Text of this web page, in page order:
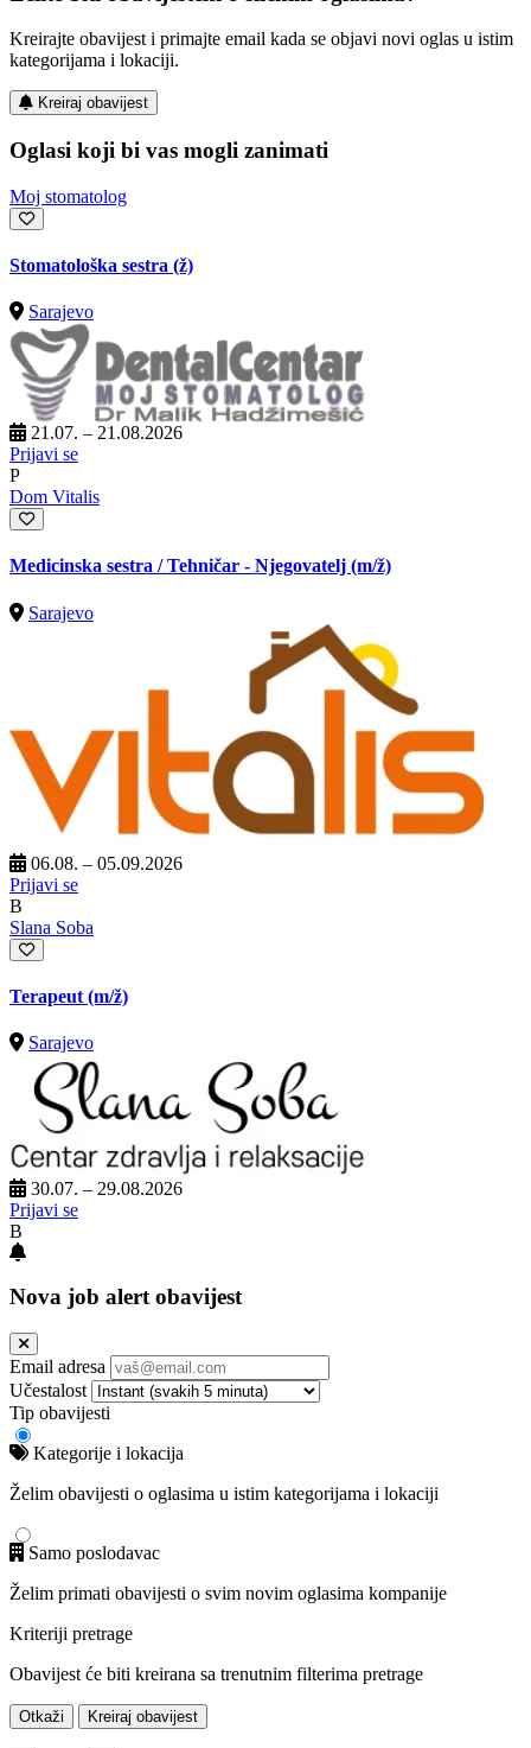
Kreirajte obavijest i primajte email kada se objavi novi oglas u istim
kategorijama i lokaciji.
Kreiraj obavijest
Oglasi koji bi vas mogli zanimati
Moj stomatolog
Stomatološka sestra (ž)
Sarajevo
21.07. – 21.08.2026
Prijavi se
P
Dom Vitalis
Medicinska sestra / Tehničar - Njegovatelj (m/ž)
Sarajevo
06.08. – 05.09.2026
Prijavi se
B
Slana Soba
Terapeut (m/ž)
Sarajevo
30.07. – 29.08.2026
Prijavi se
B
Nova job alert obavijest
Email adresa
Učestalost
Tip obavijesti
Kategorije i lokacija
Želim obavijesti o oglasima u istim kategorijama i lokaciji
Samo poslodavac
Želim primati obavijesti o svim novim oglasima kompanije
Kriteriji pretrage
Obavijest će biti kreirana sa trenutnim filterima pretrage
Otkaži Kreiraj obavijest